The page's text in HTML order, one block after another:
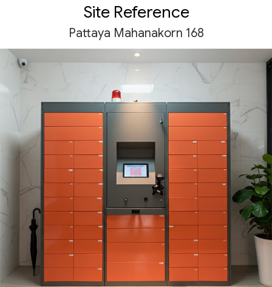
Site Reference
Pattaya Mahanakorn 168